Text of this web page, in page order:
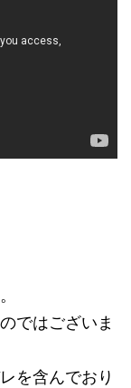
ではございま
を含んでおり